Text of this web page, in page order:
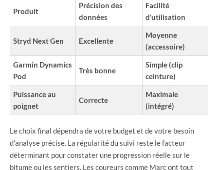
Produit
Précision des
données
Facilité
d’utilisation
Stryd Next Gen Excellente
Moyenne
(accessoire)
Garmin Dynamics
Pod
Très bonne
Simple (clip
ceinture)
Puissance au
poignet
Correcte
Maximale
(intégré)
Le choix final dépendra de votre budget et de votre besoin
d’analyse précise. La régularité du suivi reste le facteur
déterminant pour constater une progression réelle sur le
bitume ou les sentiers. Les coureurs comme Marc ont tout